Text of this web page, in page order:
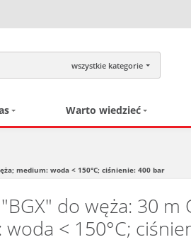
wszystkie kategorie
Warto wiedzieć
medium: woda < 150°C; ciśnienie: 400 bar
do węża: 30 m
< 150°C;